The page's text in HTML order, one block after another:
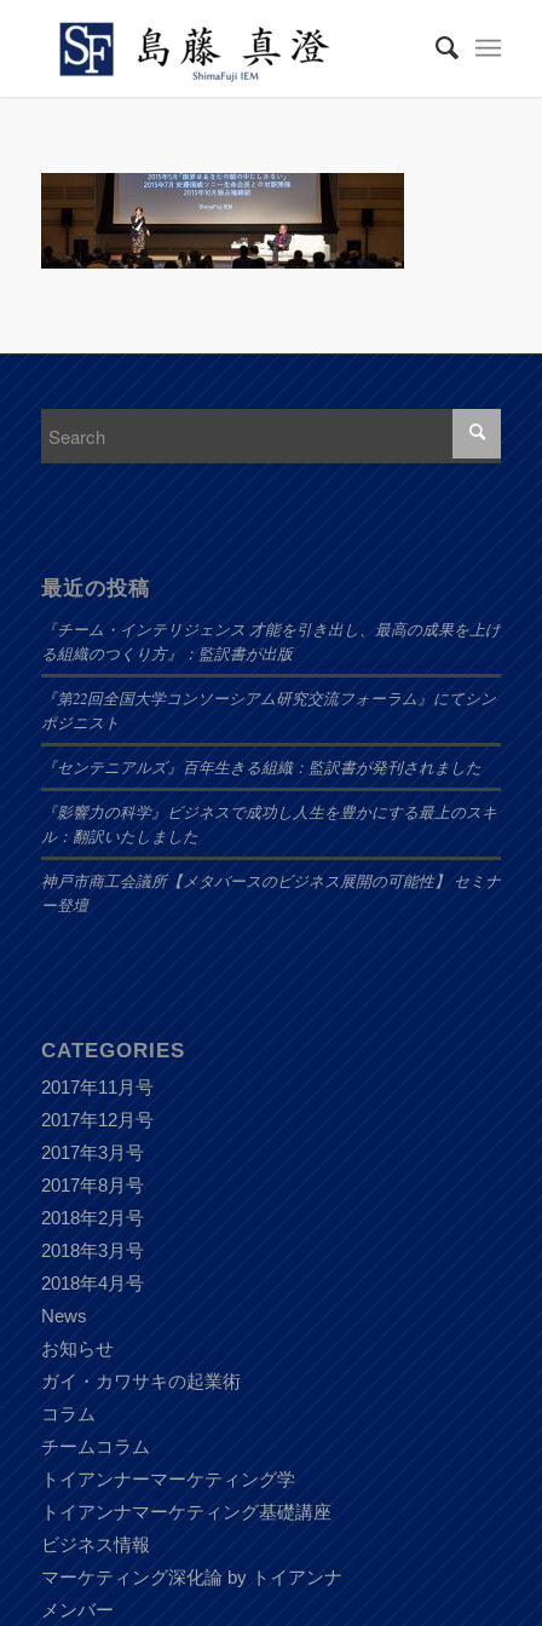
最近の投稿
『チーム・インテリジェンス 才能を引き出し、最高の成果を上げ
る組織のつくり方』：監訳書が出版
『第22回全国大学コンソーシアム研究交流フォーラム』にてシン
ポジニスト
『センテニアルズ』百年生きる組織：監訳書が発刊されました
『影響力の科学』ビジネスで成功し人生を豊かにする最上のスキ
ル：翻訳いたしました
神戸市商工会議所【メタバースのビジネス展開の可能性】 セミナ
ー登壇
CATEGORIES
2017年11月号
2017年12月号
2017年3月号
2017年8月号
2018年2月号
2018年3月号
2018年4月号
News
お知らせ
ガイ・カワサキの起業術
コラム
チームコラム
トイアンナーマーケティング学
トイアンナマーケティング基礎講座
ビジネス情報
マーケティング深化論 by トイアンナ
メンバー